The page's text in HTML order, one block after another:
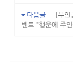
다음글
[무안
벤트 "행운에 주